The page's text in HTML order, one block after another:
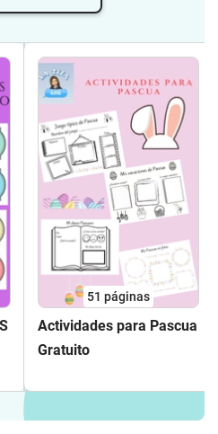
51 páginas
Actividades para Pascua
Gratuito